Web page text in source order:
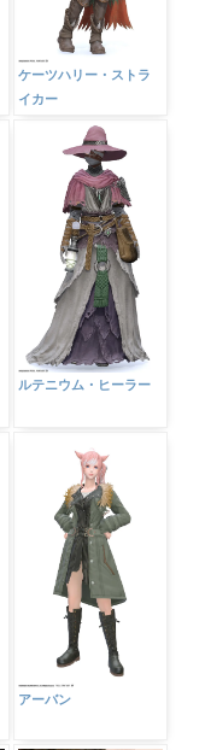
ケーツハリー・ストラ
イカー
ルテニウム・ヒーラー
アーバン